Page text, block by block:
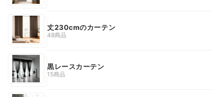
丈230cmのカーテン
48商品
黒レースカーテン
15商品